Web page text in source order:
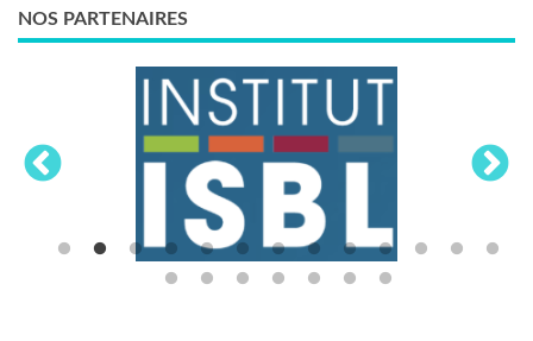
NOS PARTENAIRES